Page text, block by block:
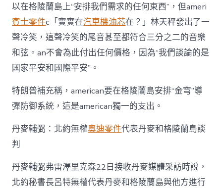
以在格陵蘭島上“安排我們需求的任何東西”，但ameri
賓士零件c「實實在汽車機油芯在？」林天秤發出了一
聲冷笑，這聲冷笑的尾音甚至都符合三分之二的音樂
和弦。an不會為此付出任何價格，因為“我們談論的是
國家平安和國際平安”。
特朗普補充稱，american要在格陵蘭島安排“金穹”導
彈防御系統，這是american獨一的支出。
丹麥輔弼：北約無權奧迪零件代表丹麥和格陵蘭島談
判
丹麥輔弼弗雷澤里克森22日接收丹麥媒體采訪時說，
北約秘書長呂特無權代表丹麥和格陵蘭島與他方進行